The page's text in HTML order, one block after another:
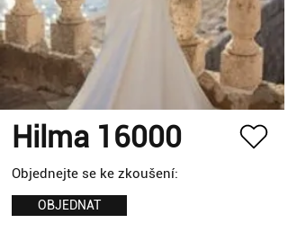
Hilma 16000
Objednejte se ke zkoušení:
OBJEDNAT